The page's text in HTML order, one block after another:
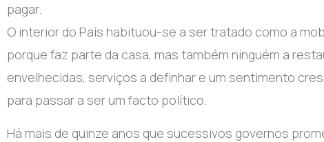
pagar.
O interior do País habituou-se a ser tratado como a
porque faz parte da casa, mas também ninguém a
envelhecidas, serviços a definhar e um sentimento
para passar a ser um facto político.
Há mais de quinze anos que sucessivos governos